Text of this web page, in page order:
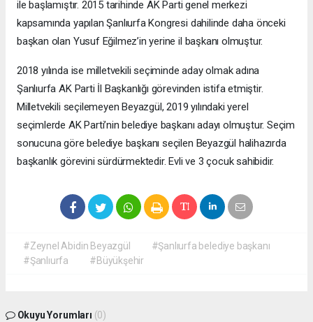
ile başlamıştır. 2015 tarihinde AK Parti genel merkezi
kapsamında yapılan Şanlıurfa Kongresi dahilinde daha önceki
başkan olan Yusuf Eğilmez’in yerine il başkanı olmuştur.
2018 yılında ise milletvekili seçiminde aday olmak adına
Şanlıurfa AK Parti İl Başkanlığı görevinden istifa etmiştir.
Milletvekili seçilemeyen Beyazgül, 2019 yılındaki yerel
seçimlerde AK Parti’nin belediye başkanı adayı olmuştur. Seçim
sonucuna göre belediye başkanı seçilen Beyazgül halihazırda
başkanlık görevini sürdürmektedir. Evli ve 3 çocuk sahibidir.
#Zeynel Abidin Beyazgül
#Şanlıurfa belediye başkanı
#Şanlıurfa
#Büyükşehir
Okuyu Yorumları (0)